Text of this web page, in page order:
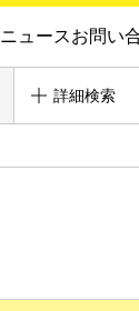
ニュースお問い
詳細検索